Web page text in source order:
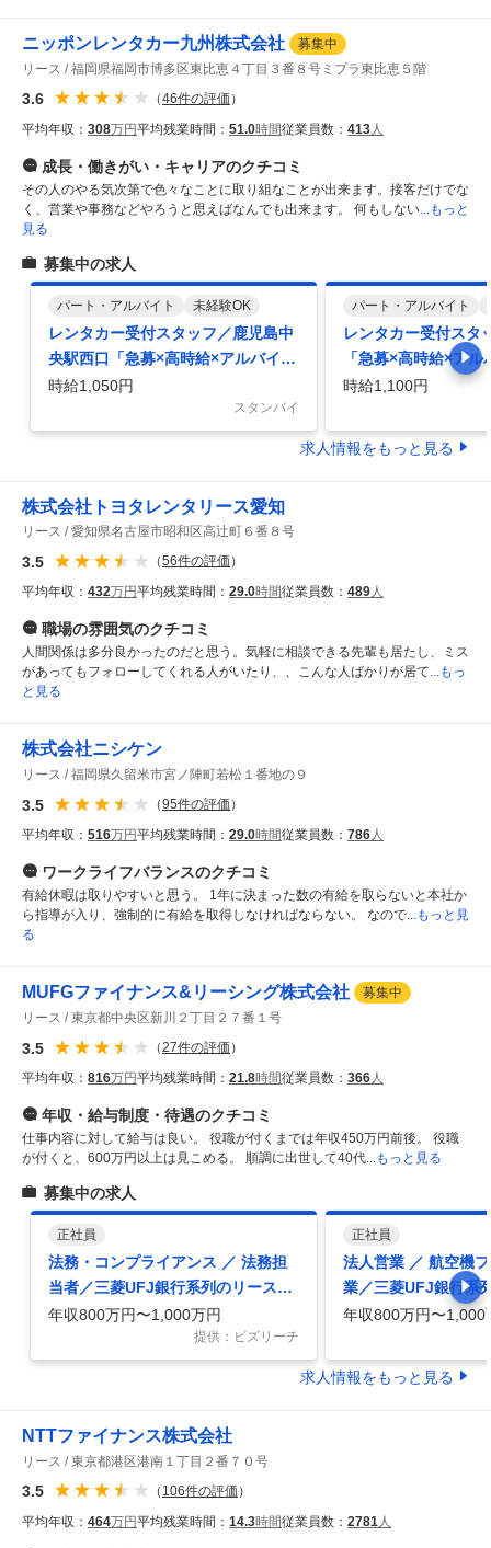
ニッポンレンタカー九州株式会社
募集中
リース
福岡県福岡市博多区東比恵４丁目３番８号ミプラ東比恵５階
3.6 （46件の評価 ）
平均年収： 308万円平均残業時間： 51.0時間従業員数： 413 人
成長・働きがい・キャリアのクチコミ
その人のやる気次第で色々なことに取り組なことが出来ます。接客だけでな
く、営業や事務などやろうと思えばなんでも出来ます。 何もしない ...もっと
見る
募集中の求人
パート・アルバイト 未経験OK
レンタカー受付スタッフ／鹿児島中
央駅西口「急募×高時給×アルバイ
ト」レンタカー受付スタッフ／未経
時給1,050円
スタンバイ
パート・アルバイト
レンタカー受付スタ
「急募×高時給×ア
カー受付スタッフ／
時給1,100円
求人情報をもっと見る
株式会社トヨタレンタリース愛知
リース 愛知県名古屋市昭和区高辻町６番８号
3.5 （56件の評価 ）
平均年収： 432万円平均残業時間： 29.0時間従業員数： 489人
職場の雰囲気のクチコミ
人間関係は多分良かったのだと思う。気軽に相談できる先輩も居たし、ミス
があってもフォローしてくれる人がいたり、、こんな人ばかりが居て...もっ
と見る
株式会社ニシケン
リース 福岡県久留米市宮ノ陣町若松１番地の９
3.5 （95件の評価 ）
平均年収： 516万円平均残業時間： 29.0時間従業員数： 786人
ワークライフバランスのクチコミ
有給休暇は取りやすいと思う。 1年に決まった数の有給を取らないと本社か
ら指導が入り、強制的に有給を取得しなければならない。 なので...もっと見
る
MUFGファイナンス&リーシング株式会社
募集中
リース
東京都中央区新川２丁目２７番１号
3.5 （27件の評価 ）
平均年収： 816万円平均残業時間： 21.8時間従業員数： 366人
年収・給与制度・待遇のクチコミ
仕事内容に対して給与は良い。 役職が付くまでは年収450万円前後。 役職
が付くと、600万円以上は見こめる。 順調に出世して40代...もっと見る
募集中の求人
正社員
法務・コンプライアンス ／ 法務担
当者／三菱UFJ銀行系列のリース会
社／在宅・時差出勤あり
年収800万円〜1,000万円
提供：ビズリーチ
正社員
法人営業 ／ 航空機
業／三菱UFJ銀行系
／在宅・時差出勤あ
年収800万円〜1,000
求人情報をもっと見る
NTTファイナンス株式会社
リース 東京都港区港南１丁目２番７０号
3.5 （ 106件の評価 ）
平均年収： 464万円平均残業時間： 14.3時間従業員数： 2781 人